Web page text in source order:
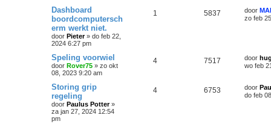
Dashboard
boordcomputersch
erm werkt niet.
door Pieter» do feb 22,
2024 6:27 pm
1 5837 door
zo feb
Speling voorwiel
door Rover75 » zo okt
08, 2023 9:20 am
4 7517 door
wo feb
Storing grip
regeling
door Paulus Potter»
za jan 27, 2024 12:54
pm
4 6753 door
do feb